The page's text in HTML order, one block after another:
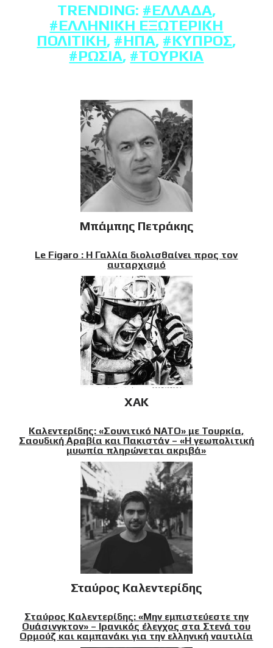
TRENDING: #ΕΛΛΆΔΑ,
#ΕΛΛΗΝΙΚΉ ΕΞΩΤΕΡΙΚΉ
ΠΟΛΙΤΙΚΉ, #ΗΠΑ, #ΚΎΠΡΟΣ,
#ΡΩΣΊΑ, #ΤΟΥΡΚΊΑ
Μπάμπης Πετράκης
Le Figaro : Η Γαλλία διολισθαίνει προς τον
αυταρχισμό
XAK
Καλεντερίδης: «Σουνιτικό ΝΑΤΟ» με Τουρκία,
Σαουδική Αραβία και Πακιστάν – «Η γεωπολιτική
μυωπία πληρώνεται ακριβά»
Σταύρος Καλεντερίδης
Σταύρος Καλεντερίδης: «Μην εμπιστεύεστε την
Ουάσινγκτον» – Ιρανικός έλεγχος στα Στενά του
Ορμούζ και καμπανάκι για την ελληνική ναυτιλία